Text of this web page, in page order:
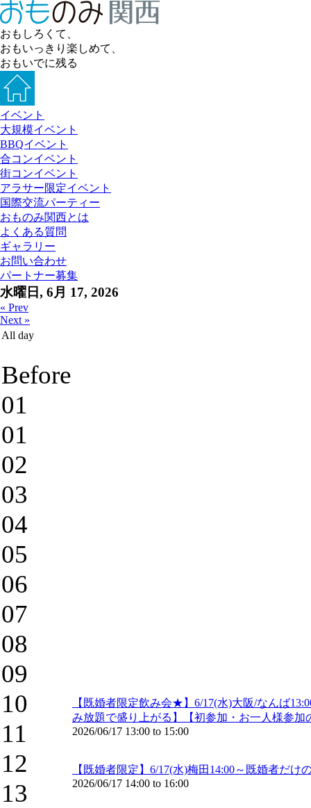
おもしろくて、
おもいっきり楽しめて、
おもいでに残る
イベント
大規模イベント
BBQイベント
合コンイベント
街コンイベント
アラサー限定イベント
国際交流パーティー
おものみ関西とは
よくある質問
ギャラリー
お問い合わせ
パートナー募集
水曜日, 6月 17, 2026
« Prev
Next »
All day
Before
01
01
02
03
04
05
06
07
08
09
10
11
12
13
【既婚者限定飲み会★】6/17(水)大阪/なんば
み放題で盛り上がる】【初参加・お一人様参
2026/06/17 13:00 to 15:00
【既婚者限定】6/17(水)梅田14:00～既婚者だ
2026/06/17 14:00 to 16:00